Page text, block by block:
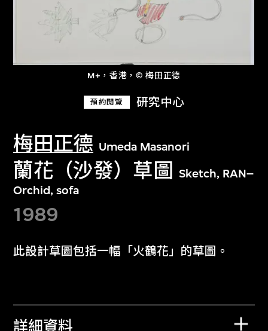
M+，香港，© 梅田正德
預約閱覽 研究中心
梅田正德 Umeda Masanori
蘭花（沙發）草圖
Sketch, RAN–
Orchid, sofa
1989
此設計草圖包括一幅「火鶴花」的草圖。
詳細資料
關於M+藏品
探索世界頂級的二十及二十一世紀視覺
文化藏品。